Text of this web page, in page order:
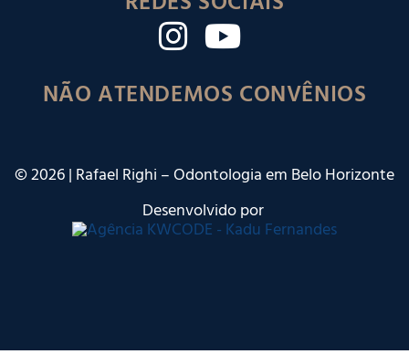
NÃO ATENDEMOS CONVÊNIOS
©2026| Rafael Righi – Odontologia em Belo Horizonte
Desenvolvido por